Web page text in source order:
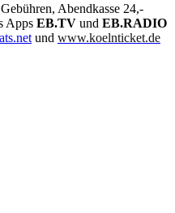
Abendkasse 24,-
Apps EB.TV und EB.RADIO
und www.koelnticket.de